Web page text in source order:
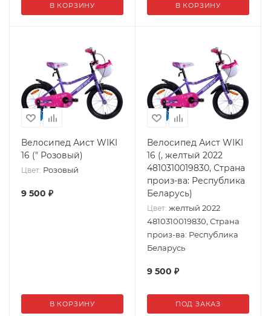
В КОРЗИНУ В КОРЗИНУ
Велосипед Аист WIKI
16 (" Розовый)
Цвет: Розовый
9 500 ₽
В КОРЗИНУ
Велосипед Аист WIKI
16 (, желтый 2022
4810310019830, Страна
произ-ва: Республика
Беларусь)
Цвет: желтый 2022
4810310019830, Страна
произ-ва: Республика
Беларусь
9 500 ₽
ПОД ЗАКАЗ